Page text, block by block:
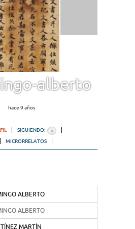
alberto
hace 9 años
SIGUIENDO: 0
MICRORRELATOS
ALBERTO
ALBERTO
MARTÍN